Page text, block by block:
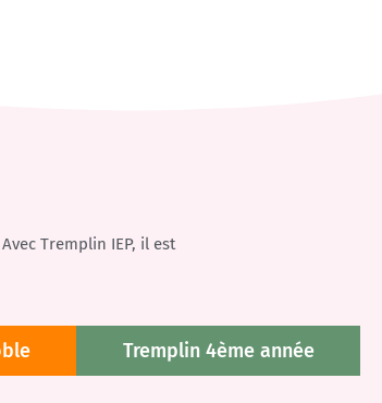
Tremplin IEP, il est
Tremplin 4ème année